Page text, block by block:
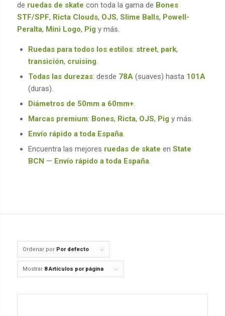
de ruedas de skate con toda la gama de Bones
STF/SPF, Ricta Clouds, OJS, Slime Balls, Powell-
Peralta, Mini Logo, Pig y más.
Ruedas para todos los estilos: street, park,
transición, cruising.
Todas las durezas: desde 78A(suaves) hasta 101A
(duras).
Diámetros de 50mm a 60mm+.
Marcas premium: Bones, Ricta, OJS, Pig y más.
Envío rápido a toda España.
Encuentra las mejores ruedas de skate en State
BCN — Envío rápido a toda España.
Ordenar por Por defecto
Mostrar 8 Artículos por página